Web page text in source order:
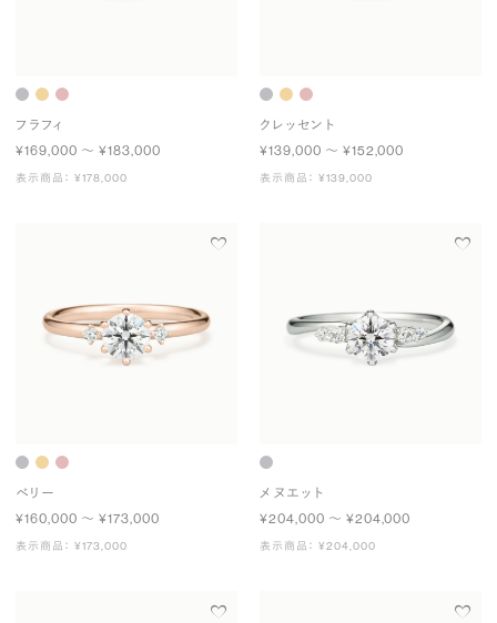
フラフィ
¥169,000 〜 ¥183,000
表示商品： ¥178,000
クレッセント
¥139,000 〜 ¥152,000
表示商品： ¥139,000
ベリー
¥160,000 〜 ¥173,000
表示商品： ¥173,000
メヌエット
¥204,000 〜 ¥204,000
表示商品： ¥204,000